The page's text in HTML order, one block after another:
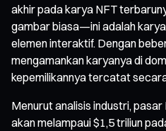
akhir pada karya NFT
gambar biasa—ini adalah
elemen interaktif. Dengan
mengamankan karyanya di
kepemilikannya tercatat
Menurut analisis industri,
akan melampaui $1,5 triliun